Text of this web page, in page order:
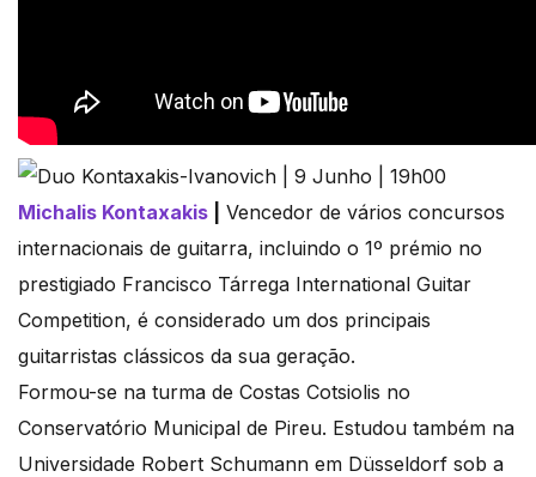
Michalis Kontaxakis
Vencedor de vários concursos
internacionais de guitarra, incluindo o 1º prémio no
prestigiado Francisco Tárrega International Guitar
Competition, é considerado um dos principais
guitarristas clássicos da sua geração.
Formou-se na turma de Costas Cotsiolis no
Conservatório Municipal de Pireu. Estudou também na
Universidade Robert Schumann em Düsseldorf sob a